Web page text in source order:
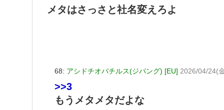
メタはさっさと社名変えろよ
68: アシドチオバチルス(ジパング) [EU] 2026/04/24(
>>3
もうメタメタだよな